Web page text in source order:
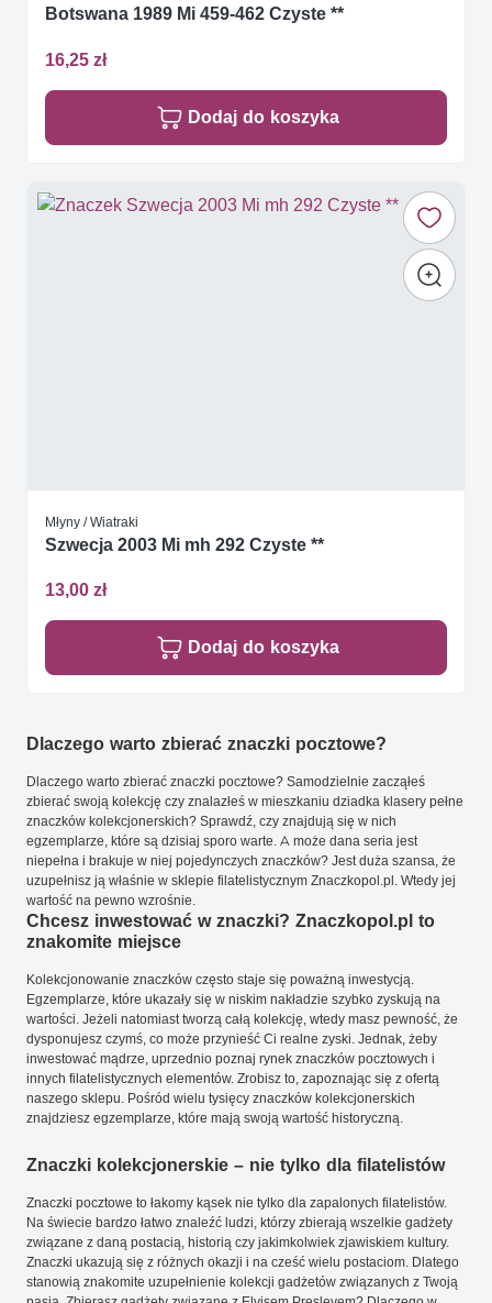
Botswana 1989 Mi 459-462 Czyste **
16,25 zł
Dodaj do koszyka
Młyny / Wiatraki
Szwecja 2003 Mi mh 292 Czyste **
13,00 zł
Dodaj do koszyka
Dlaczego warto zbierać znaczki pocztowe?
Dlaczego warto zbierać znaczki pocztowe? Samodzielnie zacząłeś
zbierać swoją kolekcję czy znalazłeś w mieszkaniu dziadka klasery pełne
znaczków kolekcjonerskich? Sprawdź, czy znajdują się w nich
egzemplarze, które są dzisiaj sporo warte. A może dana seria jest
niepełna i brakuje w niej pojedynczych znaczków? Jest duża szansa, że
uzupełnisz ją właśnie w sklepie filatelistycznym Znaczkopol.pl. Wtedy jej
wartość na pewno wzrośnie.
Chcesz inwestować w znaczki? Znaczkopol.pl to
znakomite miejsce
Kolekcjonowanie znaczków często staje się poważną inwestycją.
Egzemplarze, które ukazały się w niskim nakładzie szybko zyskują na
wartości. Jeżeli natomiast tworzą całą kolekcję, wtedy masz pewność, że
dysponujesz czymś, co może przynieść Ci realne zyski. Jednak, żeby
inwestować mądrze, uprzednio poznaj rynek znaczków pocztowych i
innych filatelistycznych elementów. Zrobisz to, zapoznając się z ofertą
naszego sklepu. Pośród wielu tysięcy znaczków kolekcjonerskich
znajdziesz egzemplarze, które mają swoją wartość historyczną.
Znaczki kolekcjonerskie – nie tylko dla filatelistów
Znaczki pocztowe to łakomy kąsek nie tylko dla zapalonych filatelistów.
Na świecie bardzo łatwo znaleźć ludzi, którzy zbierają wszelkie gadżety
związane z daną postacią, historią czy jakimkolwiek zjawiskiem kultury.
Znaczki ukazują się z różnych okazji i na cześć wielu postaciom. Dlatego
stanowią znakomite uzupełnienie kolekcji gadżetów związanych z Twoją